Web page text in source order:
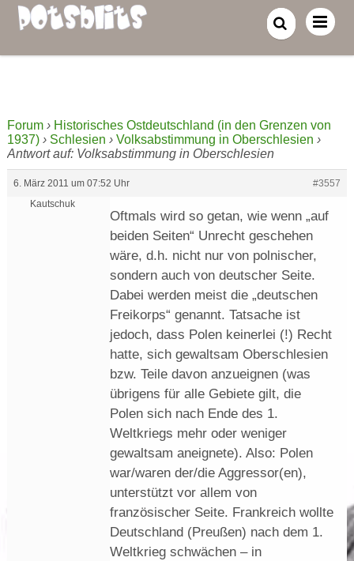
Forum › Historisches Ostdeutschland (in den Grenzen von
1937) › Schlesien › Volksabstimmung in Oberschlesien ›
Antwort auf: Volksabstimmung in Oberschlesien
6. März 2011 um 07:52 Uhr
#3557
Kautschuk
Oftmals wird so getan, wie wenn „auf
beiden Seiten“ Unrecht geschehen
wäre, d.h. nicht nur von polnischer,
sondern auch von deutscher Seite.
Dabei werden meist die „deutschen
Freikorps“ genannt. Tatsache ist
jedoch, dass Polen keinerlei (!) Recht
hatte, sich gewaltsam Oberschlesien
bzw. Teile davon anzueignen (was
übrigens für alle Gebiete gilt, die
Polen sich nach Ende des 1.
Weltkriegs mehr oder weniger
gewaltsam aneignete). Also: Polen
war/waren der/die Aggressor(en),
unterstützt vor allem von
französischer Seite. Frankreich wollte
Deutschland (Preußen) nach dem 1.
Weltkrieg schwächen – in